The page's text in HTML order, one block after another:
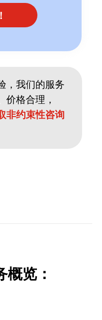
，我们的服务
价格合理，
非约束性咨询
览：